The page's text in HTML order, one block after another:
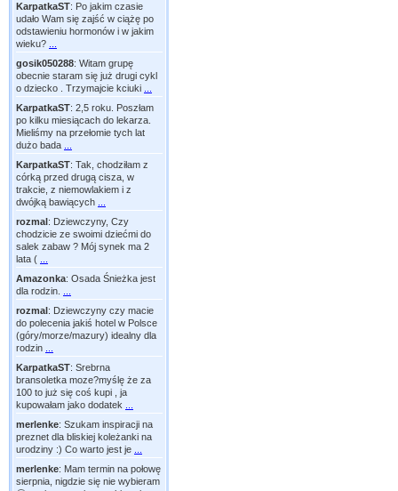
KarpatkaST: Po jakim czasie
udało Wam się zajść w ciążę po
odstawieniu hormonów i w jakim
wieku?
gosik050288: Witam grupę
obecnie staram się już drugi cykl
o dziecko . Trzymajcie kciuki
KarpatkaST: 2,5 roku. Poszłam
po kilku miesiącach do lekarza.
Mieliśmy na przełomie tych lat
dużo bada
KarpatkaST: Tak, chodziłam z
córką przed drugą cisza, w
trakcie, z niemowlakiem i z
dwójką bawiących
rozmal: Dziewczyny, Czy
chodzicie ze swoimi dziećmi do
salek zabaw ? Mój synek ma 2
lata (
Amazonka: Osada Śnieżka jest
dla rodzin.
rozmal: Dziewczyny czy macie
do polecenia jakiś hotel w Polsce
(góry/morze/mazury) idealny dla
rodzin
KarpatkaST: Srebrna
bransoletka moze?myślę że za
100 to już się coś kupi , ja
kupowałam jako dodatek
merlenke: Szukam inspiracji na
preznet dla bliskiej koleżanki na
urodziny :) Co warto jest je
merlenke: Mam termin na połowę
sierpnia, nigdzie się nie wybieram